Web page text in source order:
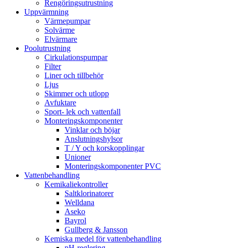
Rengöringsutrustning
Uppvärmning
Värmepumpar
Solvärme
Elvärmare
Poolutrustning
Cirkulationspumpar
Filter
Liner och tillbehör
Ljus
Skimmer och utlopp
Avfuktare
Sport- lek och vattenfall
Monteringskomponenter
Vinklar och böjar
Anslutningshylsor
T / Y och korskopplingar
Unioner
Monteringskomponenter PVC
Vattenbehandling
Kemikaliekontroller
Saltklorinatorer
Welldana
Aseko
Bayrol
Gullberg & Jansson
Kemiska medel för vattenbehandling